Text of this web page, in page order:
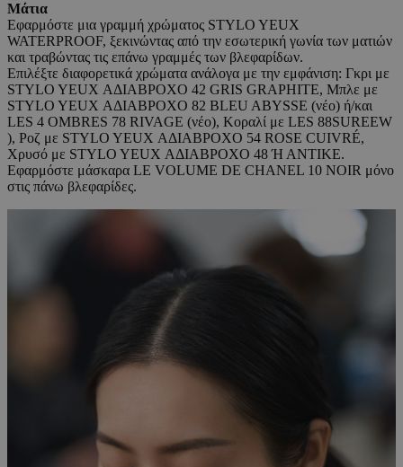
Μάτια
Εφαρμόστε μια γραμμή χρώματος STYLO YEUX
WATERPROOF, ξεκινώντας από την εσωτερική γωνία των ματιών
και τραβώντας τις επάνω γραμμές των βλεφαρίδων.
Επιλέξτε διαφορετικά χρώματα ανάλογα με την εμφάνιση: Γκρι με
STYLO YEUX ΑΔΙΑΒΡΟΧΟ 42 GRIS GRAPHITE, Μπλε με
STYLO YEUX ΑΔΙΑΒΡΟΧΟ 82 BLEU ABYSSE (νέο) ή/και
LES 4 OMBRES 78 RIVAGE (νέο), Κοραλί με LES 88SUREEW
), Ροζ με STYLO YEUX ΑΔΙΑΒΡΟΧΟ 54 ROSE CUIVRÉ,
Χρυσό με STYLO YEUX ΑΔΙΑΒΡΟΧΟ 48 Ή ΑΝΤΙΚΕ.
Εφαρμόστε μάσκαρα LE VOLUME DE CHANEL 10 NOIR μόνο
στις πάνω βλεφαρίδες.